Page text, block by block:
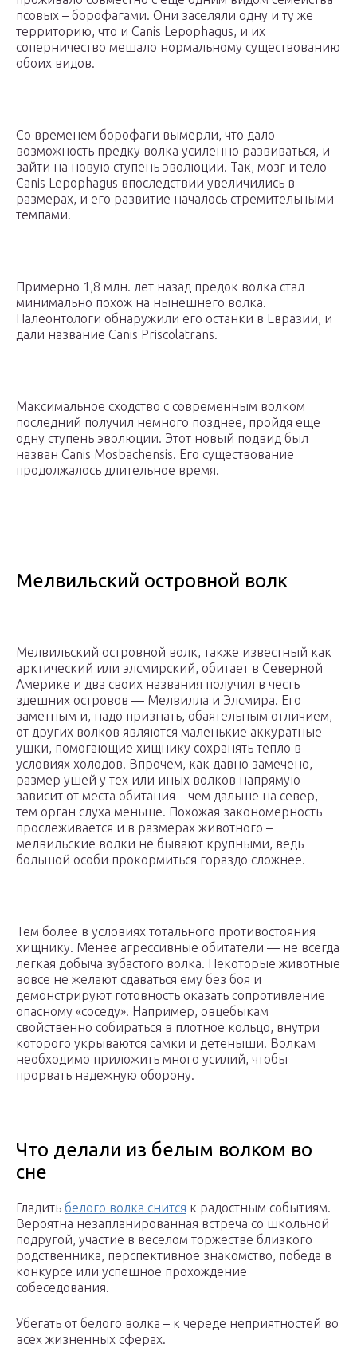
псовых – борофагами. Они заселяли одну и ту же
территорию, что и Canis Lepophagus, и их
соперничество мешало нормальному существованию
обоих видов.
Со временем борофаги вымерли, что дало
возможность предку волка усиленно развиваться, и
зайти на новую ступень эволюции. Так, мозг и тело
Canis Lepophagus впоследствии увеличились в
размерах, и его развитие началось стремительными
темпами.
Примерно 1,8 млн. лет назад предок волка стал
минимально похож на нынешнего волка.
Палеонтологи обнаружили его останки в Евразии, и
дали название Canis Priscolatrans.
Максимальное сходство с современным волком
последний получил немного позднее, пройдя еще
одну ступень эволюции. Этот новый подвид был
назван Canis Mosbachensis. Его существование
продолжалось длительное время.
Мелвильский островной волк
Мелвильский островной волк, также известный как
арктический или элсмирский, обитает в Северной
Америке и два своих названия получил в честь
здешних островов — Мелвилла и Элсмира. Его
заметным и, надо признать, обаятельным отличием,
от других волков являются маленькие аккуратные
ушки, помогающие хищнику сохранять тепло в
условиях холодов. Впрочем, как давно замечено,
размер ушей у тех или иных волков напрямую
зависит от места обитания – чем дальше на север,
тем орган слуха меньше. Похожая закономерность
прослеживается и в размерах животного –
мелвильские волки не бывают крупными, ведь
большой особи прокормиться гораздо сложнее.
Тем более в условиях тотального противостояния
хищнику. Менее агрессивные обитатели — не всегда
легкая добыча зубастого волка. Некоторые животные
вовсе не желают сдаваться ему без боя и
демонстрируют готовность оказать сопротивление
опасному «соседу». Например, овцебыкам
свойственно собираться в плотное кольцо, внутри
которого укрываются самки и детеныши. Волкам
необходимо приложить много усилий, чтобы
прорвать надежную оборону.
Что делали из белым волком во
сне
Гладить белого волка снится к радостным событиям.
Вероятна незапланированная встреча со школьной
подругой, участие в веселом торжестве близкого
родственника, перспективное знакомство, победа в
конкурсе или успешное прохождение
собеседования.
Убегать от белого волка – к череде неприятностей во
всех жизненных сферах.